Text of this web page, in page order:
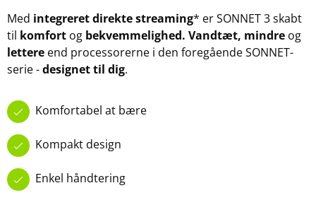
Med integreret direkte streaming* er SONNET 3 skabt
til komfort og bekvemmelighed. Vandtæt, mindre og
lettere end processorerne i den foregående SONNET-
serie -designet til dig.
Komfortabel at bære
Kompakt design
Enkel håndtering